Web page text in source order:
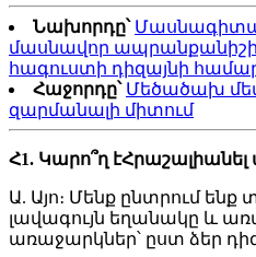
Նախորդը՝
մասնավոր
հագուստի դիզայնի
Հաջորդը՝ Մեծածախ
զարմանալի միտում
Հ1. Կարո՞ղ էՀրաշալի
Ա. Այո։ Մենք ընտրում
լավագույն եղանակը և
առաջարկներ՝ ըստ ձեր